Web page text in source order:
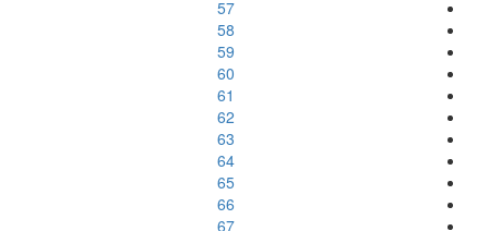
57
58
59
60
61
62
63
64
65
66
67